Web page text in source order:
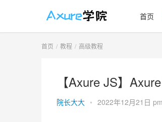
首页
首页 教程 高级教程
【Axure JS】
院长大大 • 2022年12月21日